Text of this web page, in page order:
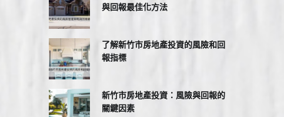
與回報最佳化方法
了解新竹市房地產投資的風險和回
報指標
新竹市房地產投資：風險與回報的
關鍵因素